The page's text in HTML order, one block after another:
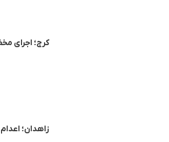
کرج؛ اجرای
زاهدان؛ اعدام